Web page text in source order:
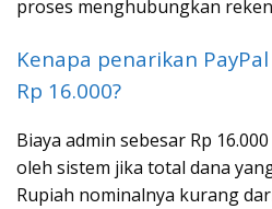
proses menghubungkan
Kenapa penarikan
Rp 16.000?
Biaya admin sebesar Rp
oleh sistem jika total dana
Rupiah nominalnya kurang